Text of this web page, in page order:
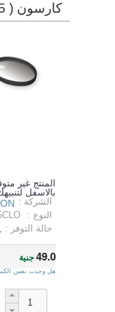
كارسون ( cl-65 ) عدسة مكبرة
المنتج غير
بالاسفل
الشركة :
النوع :
حالة التوفر :
49.0جنية
هل وجدت نفس